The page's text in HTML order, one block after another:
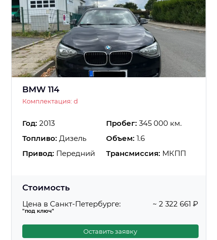
BMW 114
Комплектация: d
Год: 2013 Пробег: 345 000 км.
Топливо: Дизель Объем: 1.6
Привод: Передний Трансмиссия: МКПП
Стоимость
Цена в Санкт-Петербурге:
"под ключ"
~ 2 322 661 ₽
Оставить заявку